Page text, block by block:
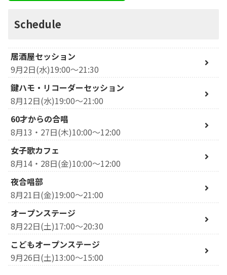
Schedule
居酒屋セッション
9月2日(水)19:00～21:30
鍵ハモ・リコーダーセッション
8月12日(水)19:00～21:00
60才からの合唱
8月13・27日(木)10:00～12:00
女子歌カフェ
8月14・28日(金)10:00～12:00
夜合唱部
8月21日(金)19:00～21:00
オープンステージ
8月22日(土)17:00～20:30
こどもオープンステージ
9月26日(土)13:00～15:00